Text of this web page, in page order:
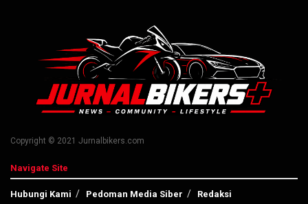
Copyright © 2021 Jurnalbikers.com
Navigate Site
Hubungi Kami Pedoman Media Siber Redaksi